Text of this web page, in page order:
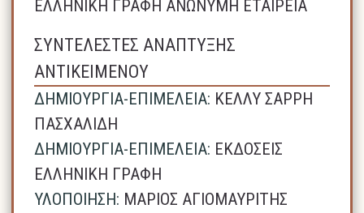
ΕΛΛΗΝΙΚΗ ΓΡΑΦΗ ΑΝΩΝΥΜΗ ΕΤΑΙΡΕΙΑ
ΣΥΝΤΕΛΕΣΤΕΣ ΑΝΑΠΤΥΞΗΣ
ΑΝΤΙΚΕΙΜΕΝΟΥ
ΔΗΜΙΟΥΡΓΙΑ-ΕΠΙΜΕΛΕΙΑ: ΚΕΛΛΥ ΣΑΡΡΗ
ΠΑΣΧΑΛΙΔΗ
ΔΗΜΙΟΥΡΓΙΑ-ΕΠΙΜΕΛΕΙΑ: ΕΚΔΟΣΕΙΣ
ΕΛΛΗΝΙΚΗ ΓΡΑΦΗ
ΥΛΟΠΟΙΗΣΗ: ΜΑΡΙΟΣ ΑΓΙΟΜΑΥΡΙΤΗΣ